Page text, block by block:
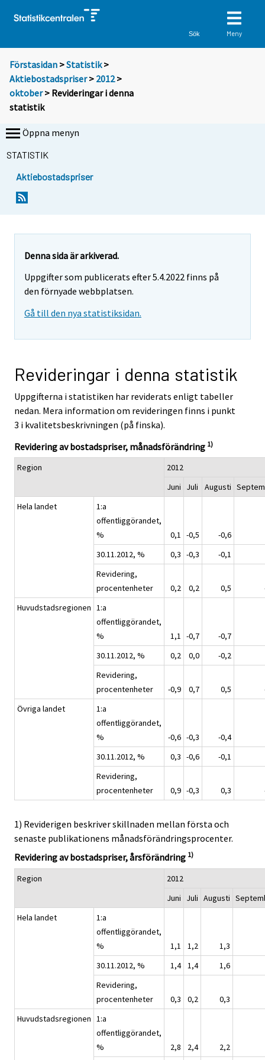
Sök Meny
Förstasidan >Statistik >
Aktiebostadspriser> 2012>
oktober> Revideringar i denna
statistik
Öppna menyn
STATISTIK
Aktiebostadspriser
Denna sida är arkiverad.
Uppgifter som publicerats efter 5.4.2022 finns på
den förnyade webbplatsen.
Gå till den nya statistiksidan.
Revideringar i denna statistik
Uppgifterna i statistiken har reviderats enligt tabeller
nedan. Mera information om revideringen finns i punkt
3 i kvalitetsbeskrivningen (på finska).
Revidering av bostadspriser, månadsförändring 1)
Region
2012
Juni
Juli Augusti
Hela landet
1:a
offentliggörandet,
%
0,1 -0,5
-0,6
30.11.2012, %
0,3 -0,3
-0,1
Revidering,
procentenheter
0,2 0,2 0,5
Huvudstadsregionen 1:a
offentliggörandet,
%
1,1 -0,7
-0,7
30.11.2012, %
0,2 0,0
-0,2
Revidering,
procentenheter
-0,9 0,7 0,5
Övriga landet
1:a
offentliggörandet,
%
-0,6 -0,3
-0,4
30.11.2012, %
0,3 -0,6
-0,1
Revidering,
procentenheter
0,9 -0,3 0,3
1) Reviderigen beskriver skillnaden mellan första och
senaste publikationens månadsförändringsprocenter.
Revidering av bostadspriser, årsförändring 1)
Region
2012
Juni
Juli Augusti
Hela landet
1:a
offentliggörandet,
%
1,1 1,2
1,3
30.11.2012, %
1,4 1,4
1,6
Revidering,
procentenheter
0,3 0,2
0,3
Huvudstadsregionen 1:a
offentliggörandet,
%
2,8 2,4 2,2